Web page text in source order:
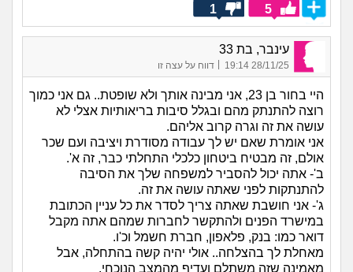
5
1
עינבר, בת 33
28/11/25 19:14
| דווח על עצה זו
היי בחור בן 23, אני מבינה אותך ולא שופטת.. גם אני כמוך
רוצה להתנתק מהם ובגלל סיבות בריאותיות אצלי לא
עושה את זה וגרה קרוב אליהם.
אני אומרת שאם יש לך עבודה מסודרת ויציבה ועם שכר
אולם, זה מבטיח ביטחון כלכלי התחלתי כבר, זה א'.
ב'- אתה יכול להסביר למשפחה שלך את הסיבה
להתנתקות לפני שאתה עושה את זה.
ג'- אני חושבת שאתה צריך לסדר את כל עניין הכתובת
במישרד הפנים ולהתקשר לחברות שמהם אתה מקבל
דואר כמו: בנק, פלאפון, חברת חשמל וכ'ו.
מאחלת לך בהצלחה.. אולי יהיה קשה בהתחלה, אבל
מאמינה שזה משתלם ועדיף מהמצב הנוכחי.